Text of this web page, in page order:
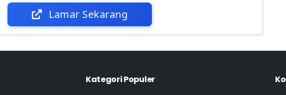
Lamar Sekarang
Kategori Populer